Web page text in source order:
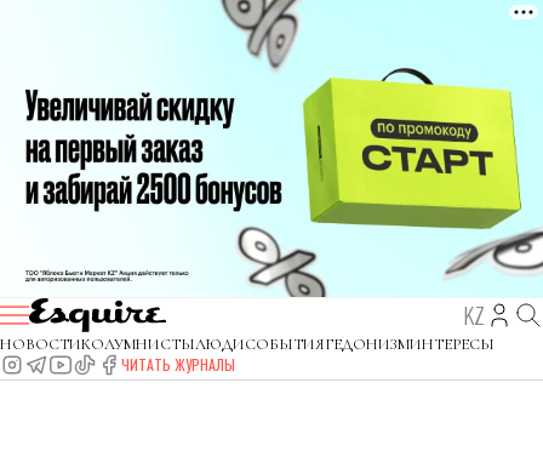
KZ
НОВОСТИКОЛУМНИСТЫЛЮДИСОБЫТИЯГЕДОНИЗМИНТЕРЕСЫ
ЧИТАТЬ ЖУРНАЛЫ